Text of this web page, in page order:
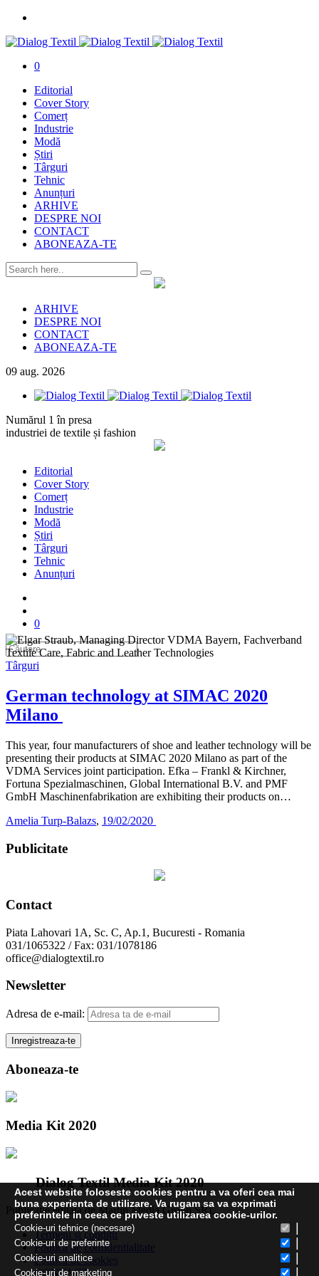
0
Editorial
Cover Story
Comerț
Industrie
Modă
Știri
Târguri
Tehnic
Anunțuri
ARHIVE
DESPRE NOI
CONTACT
ABONEAZA-TE
ARHIVE
DESPRE NOI
CONTACT
ABONEAZA-TE
09 aug. 2026
Numărul 1 în presa
industriei de textile și fashion
Editorial
Cover Story
Comerț
Industrie
Modă
Știri
Târguri
Tehnic
Anunțuri
0
Târguri
German technology at SIMAC 2020
Milano
This year, four manufacturers of shoe and leather technology will be
presenting their products at SIMAC 2020 Milano as part of the
VDMA Services joint participation. Efka – Frankl & Kirchner,
Fortuna Spezialmaschinen, Global International B.V. and PMF
GmbH Maschinenfabrikation are exhibiting their products on…
Amelia Turp-Balazs, 19/02/2020
Publicitate
Contact
Piata Lahovari 1A, Sc. C, Ap.1, Bucuresti - Romania
031/1065322 / Fax: 031/1078186
office@dialogtextil.ro
Newsletter
Adresa de e-mail:
Aboneaza-te
Media Kit 2020
Dialog Textil Media Kit 2020
Publicatie editata de Martin Media Group SRL
Termeni și condiții
Politica de confidentialitate
Politica de cookies
CONTACT
Acest website foloseste cookies pentru a va oferi cea mai
buna experienta de utilizare. Va rugam sa va exprimati
preferintele in ceea ce priveste utilizarea cookie-urilor.
Cookie-uri tehnice (necesare)
Cookie-uri de preferinte
Cookie-uri analitice
Cookie-uri de marketing